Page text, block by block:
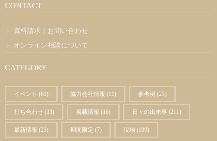
CONTACT
資料請求｜お問い合わせ
オンライン相談について
CATEGORY
イベント (61) 協力会社情報 (11) 参考例 (25)
打ち合わせ (33) 掲載情報 (16) 日々の出来事 (211)
最新情報 (23) 期間限定 (7) 現場 (109)